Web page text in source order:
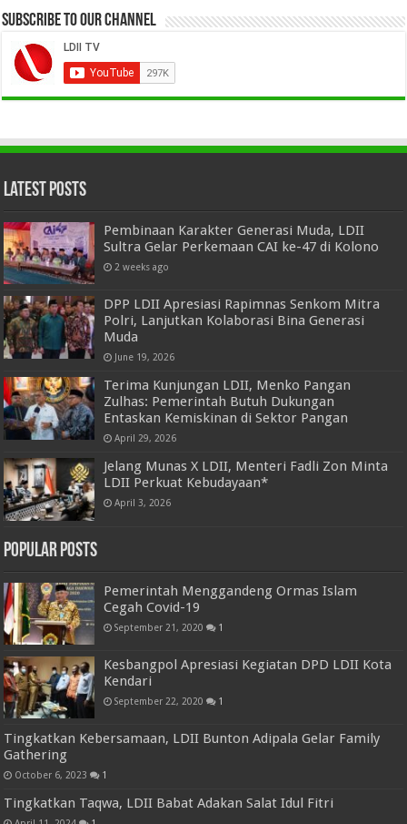
Subscribe to our Channel
Latest Posts
Pembinaan Karakter Generasi Muda, LDII
Sultra Gelar Perkemaan CAI ke-47 di Kolono
2 weeks ago
DPP LDII Apresiasi Rapimnas Senkom Mitra
Polri, Lanjutkan Kolaborasi Bina Generasi
Muda
June 19, 2026
Terima Kunjungan LDII, Menko Pangan
Zulhas: Pemerintah Butuh Dukungan
Entaskan Kemiskinan di Sektor Pangan
April 29, 2026
Jelang Munas X LDII, Menteri Fadli Zon Minta
LDII Perkuat Kebudayaan*
April 3, 2026
Popular Posts
Pemerintah Menggandeng Ormas Islam
Cegah Covid-19
September 21, 2020 1
Kesbangpol Apresiasi Kegiatan DPD LDII Kota
Kendari
September 22, 2020 1
Tingkatkan Kebersamaan, LDII Bunton Adipala Gelar Family
Gathering
October 6, 2023 1
Tingkatkan Taqwa, LDII Babat Adakan Salat Idul Fitri